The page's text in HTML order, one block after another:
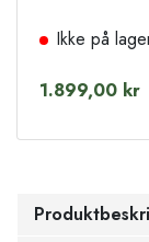
Ikke på
1.899,00 kr